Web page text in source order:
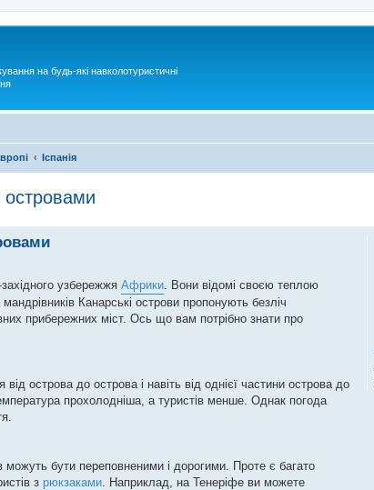
на будь-які навколотуристичні
Іспанія
островами
узбережжя Африки . Вони відомі своєю теплою
Канарські острови пропонують безліч
прибережних міст. Ось що вам потрібно знати про
острова до острова і навіть від однієї частини острова до
прохолодніша, а туристів менше. Однак погода
можуть бути переповненими і дорогими. Проте є багато
з рюкзаками . Наприклад, на Тенеріфе ви можете